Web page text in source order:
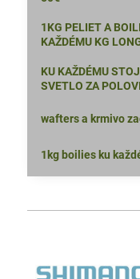
1KG PELIET A
KAŽDÉMU KG
KU KAŽDÉMU
SVETLO ZA
wafters a krmivo
1kg boilies ku